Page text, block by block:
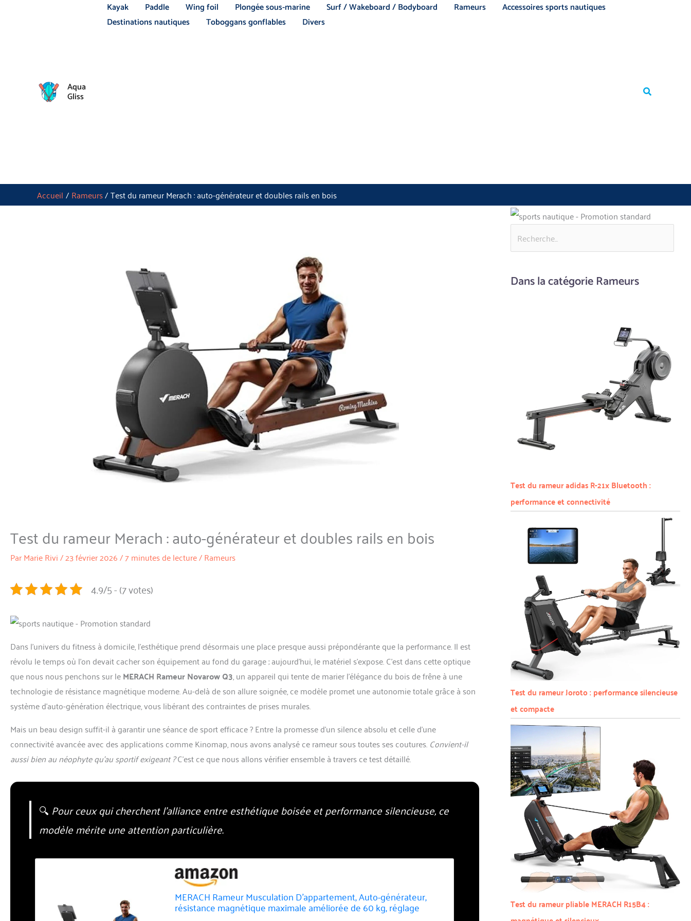
Aqua
Gliss
Kayak Paddle Wing foil Plongée sous-marine Surf / Wakeboard / Bodyboard Rameurs
Accessoires sports nautiques
Destinations nautiques
Toboggans gonflables Divers
Rechercher
Accueil Rameurs Test du rameur Merach : auto-générateur et doubles rails en bois
Test du rameur Merach : auto-générateur et doubles rails en bois
ParMarie Rivi/23 février 2026/7 minutes de lecture/Rameurs
4.9/5 - (7 votes)
Dans l’univers du fitness à domicile, l’esthétique prend désormais une place presque aussi prépondérante que la performance. Il est
révolu le temps où l’on devait cacher son équipement au fond du garage ; aujourd’hui, le matériel s’expose. C’est dans cette optique
que nous nous penchons sur leMERACH Rameur Novarow Q3, un appareil qui tente de marier l’élégance du bois de frêne à une
technologie de résistance magnétique moderne. Au-delà de son allure soignée, ce modèle promet une autonomie totale grâce à son
système d’auto-génération électrique, vous libérant des contraintes de prises murales.
Mais un beau design suffit-il à garantir une séance de sport efficace ? Entre la promesse d’un silence absolu et celle d’une
connectivité avancée avec des applications comme Kinomap, nous avons analysé ce rameur sous toutes ses coutures. Convient-il
aussi bien au néophyte qu’au sportif exigeant ?C’est ce que nous allons vérifier ensemble à travers ce test détaillé.
🔍 Pour ceux qui cherchent l’alliance entre esthétique boisée et performance silencieuse, ce
modèle mérite une attention particulière.
MERACH Rameur Musculation D'appartement, Auto-générateur,
résistance magnétique maximale améliorée de 60 kg, réglage
Automatique de la résistance, Doubles Rails en Bois, Affichage LED,
Rechercher
Dans la catégorie Rameurs
Test du rameur adidas R-21x Bluetooth :
performance et connectivité
Test du rameur Joroto : performance silencieuse
et compacte
Test du rameur pliable MERACH R15B4 :